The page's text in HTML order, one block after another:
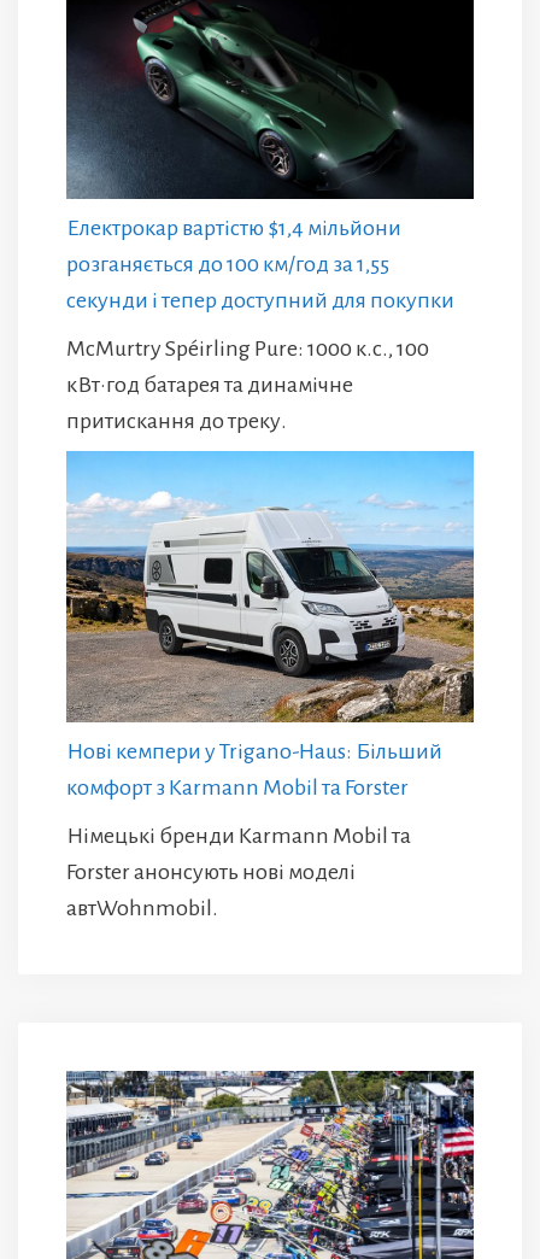
Електрокар вартістю $1,4 мільйони
розганяється до 100 км/год за 1,55
секунди і тепер доступний для покупки
McMurtry Spéirling Pure: 1000 к.с., 100
кВт·год батарея та динамічне
притискання до треку.
Нові кемпери у Trigano-Haus: Більший
комфорт з Karmann Mobil та Forster
Німецькі бренди Karmann Mobil та
Forster анонсують нові моделі
автWohnmobil.